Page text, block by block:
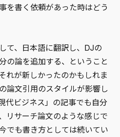
書く依頼があった時はどう
て、日本語に翻訳し、DJの
の論を追加する、ということ
れが新しかったのかもしれま
論文引用のスタイルが影響し
代ビジネス」の記事でも自分
リサーチ論文のような感じで
でも書き方としては続いてい